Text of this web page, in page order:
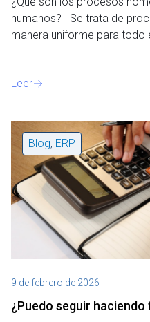
n
t
humanos? Se trata de
manera uniforme para todo
Leer
Blog, ERP
9 de febrero de 2026
¿Puedo seguir